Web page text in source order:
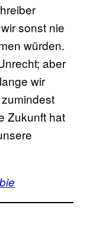
sonst nie
würden.
aber
wir
Zukunft hat